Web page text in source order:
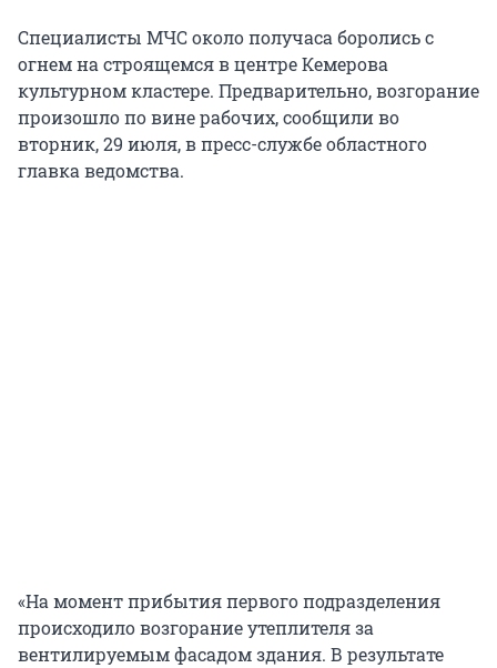
Специалисты МЧС около получаса боролись с
огнем на строящемся в центре Кемерова
культурном кластере. Предварительно, возгорание
произошло по вине рабочих, сообщили во
вторник, 29 июля, в пресс-службе областного
главка ведомства.
«На момент прибытия первого подразделения
происходило возгорание утеплителя за
вентилируемым фасадом здания. В результате